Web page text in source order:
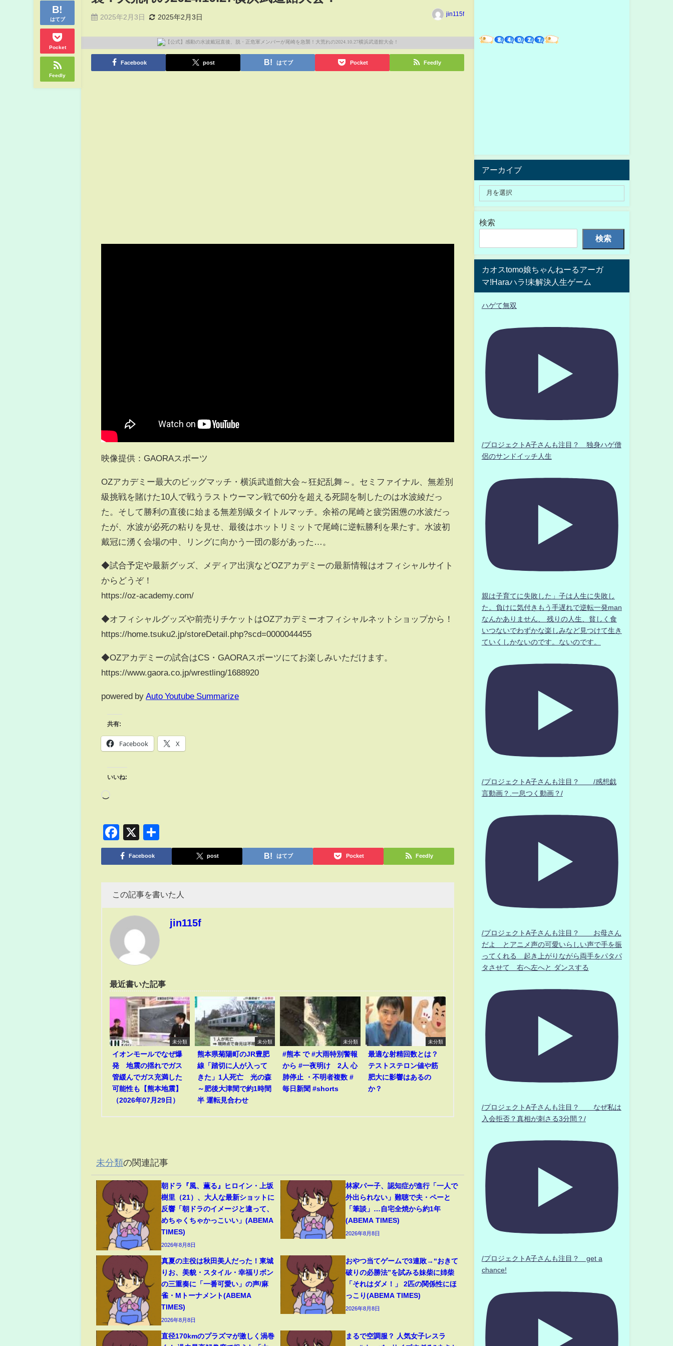
はてブ
Pocket
Feedly
2025年2月3日 2025年2月3日 jin115f
Facebook post はてブ Pocket Feedly
映像提供：GAORAスポーツ
OZアカデミー最大のビッグマッチ・横浜武道館大会～狂妃乱舞～。セミファイナル、無差別
級挑戦を賭けた10人で戦うラストウーマン戦で60分を超える死闘を制したのは水波綾だっ
た。そして勝利の直後に始まる無差別級タイトルマッチ。余裕の尾崎と疲労困憊の水波だっ
たが、水波が必死の粘りを見せ、最後はホットリミットで尾崎に逆転勝利を果たす。水波初
戴冠に湧く会場の中、リングに向かう一団の影があった…。
◆試合予定や最新グッズ、メディア出演などOZアカデミーの最新情報はオフィシャルサイト
からどうぞ！
https://oz-academy.com/
◆オフィシャルグッズや前売りチケットはOZアカデミーオフィシャルネットショップから！
https://home.tsuku2.jp/storeDetail.php?scd=0000044455
◆OZアカデミーの試合はCS・GAORAスポーツにてお楽しみいただけます。
https://www.gaora.co.jp/wrestling/1688920
powered by Auto Youtube Summarize
共有:
Facebook X
いいね:
Facebook
X
有
Facebook post はてブ Pocket Feedly
この記事を書いた人
jin115f
最近書いた記事
未分類
イオンモールでなぜ爆
発 地震の揺れでガス
管緩んでガス充満した
可能性も【熊本地震】
（2026年07月29日）
未分類
熊本県菊陽町のJR豊肥
線「踏切に人が入って
きた」1人死亡 光の森
～肥後大津間で約1時間
半 運転見合わせ
未分類
#熊本 で #大雨特別警報
から #一夜明け 2人 心
肺停止 ・不明者複数 #
毎日新聞 #shorts
未分類
最適な射精回数とは？
テストステロン値や筋
肥大に影響はあるの
か？
未分類の関連記事
朝ドラ『風、薫る』ヒロイン・上坂
樹里（21）、大人な最新ショットに
反響「朝ドラのイメージと違って、
めちゃくちゃかっこいい」(ABEMA
TIMES)
2026年8月8日
林家パー子、認知症が進行「一人で
外出られない」難聴で夫・ペーと
「筆談」…自宅全焼から約1年
(ABEMA TIMES)
2026年8月8日
真夏の主役は秋田美人だった！東城
りお、美貌・スタイル・幸福リボン
の三重奏に「一番可愛い」の声/麻
雀・Mトーナメント(ABEMA
TIMES)
2026年8月8日
おやつ当てゲームで3連敗→“おきて
破りの必勝法”を試みる妹柴に姉柴
「それはダメ！」 2匹の関係性にほ
っこり(ABEMA TIMES)
2026年8月8日
直径170kmのプラズマが激しく渦巻
まるで空調服？ 人気女子レスラ
アーカイブ
検索
検索
カオスtomo娘ちゃんねーるアーガ
マ!Haraハラ!未解決人生ゲーム
ハゲて無双
/プロジェクトA子さんも注目？ 独身ハゲ僧
侶のサンドイッチ人生
親は子育てに失敗した」子は人生に失敗し
た。負けに気付きもう手遅れで逆転一発man
なんかありません、 残りの人生、貧しく食
いつないでわずかな楽しみなど見つけて生き
ていくしかないのです。ないのです。
/プロジェクトA子さんも注目？ /感想戯
言動画？.一息つく動画？/
/プロジェクトA子さんも注目？ お母さん
だよ とアニメ声の可愛いらしい声で手を振
ってくれる 起き上がりながら両手をパタパ
タさせて 右へ左へと ダンスする
/プロジェクトA子さんも注目？ なぜ私は
入会拒否？真相が刺さる3分間？/
/プロジェクトA子さんも注目？ get a
chance!